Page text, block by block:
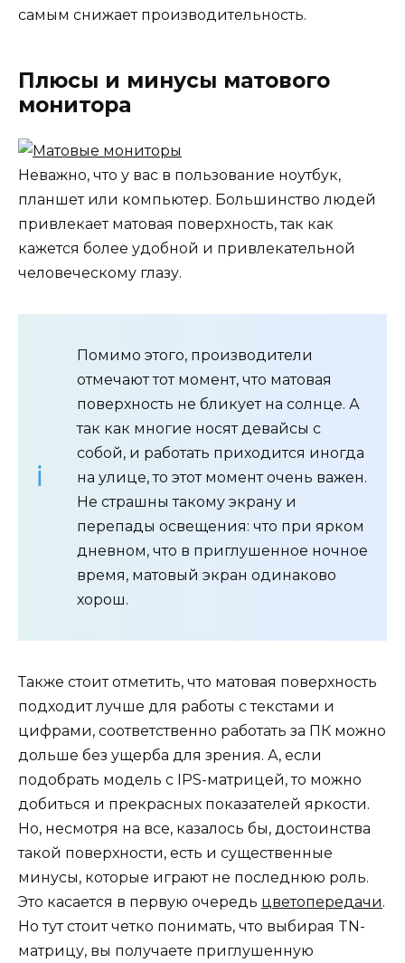
самым снижает производительность.
Плюсы и минусы матового
монитора
Неважно, что у вас в пользование ноутбук,
планшет или компьютер. Большинство людей
привлекает матовая поверхность, так как
кажется более удобной и привлекательной
человеческому глазу.
Помимо этого, производители
отмечают тот момент, что матовая
поверхность не бликует на солнце. А
так как многие носят девайсы с
собой, и работать приходится иногда
на улице, то этот момент очень важен.
Не страшны такому экрану и
перепады освещения: что при ярком
дневном, что в приглушенное ночное
время, матовый экран одинаково
хорош.
Также стоит отметить, что матовая поверхность
подходит лучше для работы с текстами и
цифрами, соответственно работать за ПК можно
дольше без ущерба для зрения. А, если
подобрать модель с IPS-матрицей, то можно
добиться и прекрасных показателей яркости.
Но, несмотря на все, казалось бы, достоинства
такой поверхности, есть и существенные
минусы, которые играют не последнюю роль.
Это касается в первую очередь цветопередачи.
Но тут стоит четко понимать, что выбирая TN-
матрицу, вы получаете приглушенную